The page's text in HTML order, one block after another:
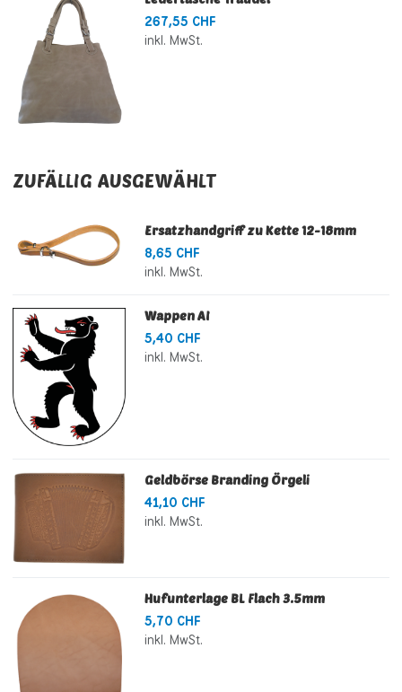
267,55 CHF
inkl. MwSt.
ZUFÄLLIG AUSGEWÄHLT
Ersatzhandgriff zu Kette 12-18mm
8,65 CHF
inkl. MwSt.
Wappen AI
5,40 CHF
inkl. MwSt.
Geldbörse Branding Örgeli
41,10 CHF
inkl. MwSt.
Hufunterlage BL Flach 3.5mm
5,70 CHF
inkl. MwSt.